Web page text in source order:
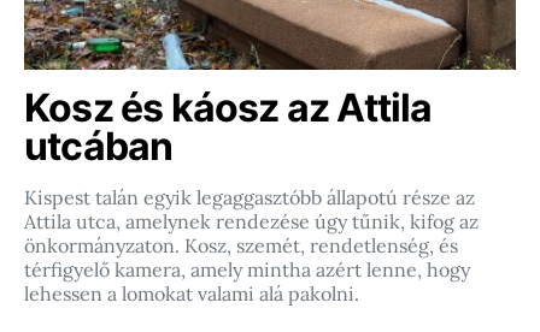
Kosz és káosz az Attila
utcában
Kispest talán egyik legaggasztóbb állapotú része az
Attila utca, amelynek rendezése úgy tűnik, kifog az
önkormányzaton. Kosz, szemét, rendetlenség, és
térfigyelő kamera, amely mintha azért lenne, hogy
lehessen a lomokat valami alá pakolni.